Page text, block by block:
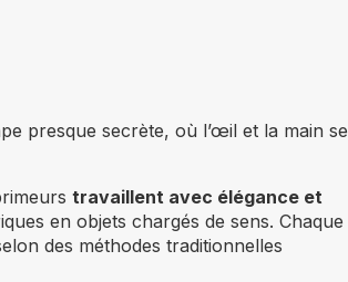
presque secrète, où l’œil et la main se
travaillent avec élégance et
en objets chargés de sens. Chaque
des méthodes traditionnelles